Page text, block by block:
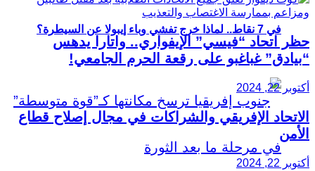
في 7 نقاط.. لماذا خرج تفشي وباء إيبولا عن السيطرة؟
حظر اتحاد “فيسي” الإيفواري.. واتارا يدهس
“بيادق” غباغبو على رقعة الحرم الجامعي!
أكتوبر 22, 2024
الاتحاد الإفريقي والشراكات في مجال إصلاح قطاع
الأمن
أكتوبر 22, 2024